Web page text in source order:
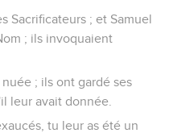
Sacrificateurs ; et Samuel
; ils invoquaient
; ils ont gardé ses
leur avait donnée.
tu leur as été un